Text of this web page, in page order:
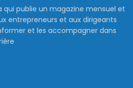
qui publie un magazine mensuel et
entrepreneurs et aux dirigeants
et les accompagner dans